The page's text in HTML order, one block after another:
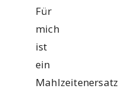
Für
mich
ist
ein
Mahlzeitenersatz